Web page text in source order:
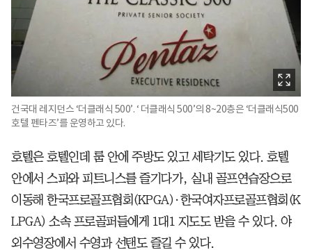
건국대 레지던스 ‘더클래식 500’. ‘ 더클래식 500’의 8~20층은 ‘더클래식500
호텔 펜타즈’를 운영하고 있다.
호텔은 호텔인데 룸 안에 주방도 있고 세탁기도 있다. 호텔
안에서 스파와 피트니스를 즐기다가, 실내 골프연습장으로
이동해 한국프로골프협회(KPGA)·한국여자프로골프협회(K
LPGA) 소속 프로골퍼들에게 1대1 지도도 받을 수 있다. 야
외수영장에서 수영과 선탠도 즐길 수 있다.